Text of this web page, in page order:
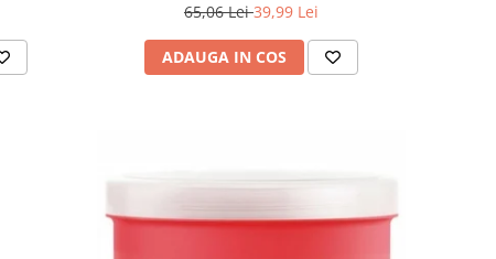
65,06 Lei39,99 Lei
ADAUGA IN COS